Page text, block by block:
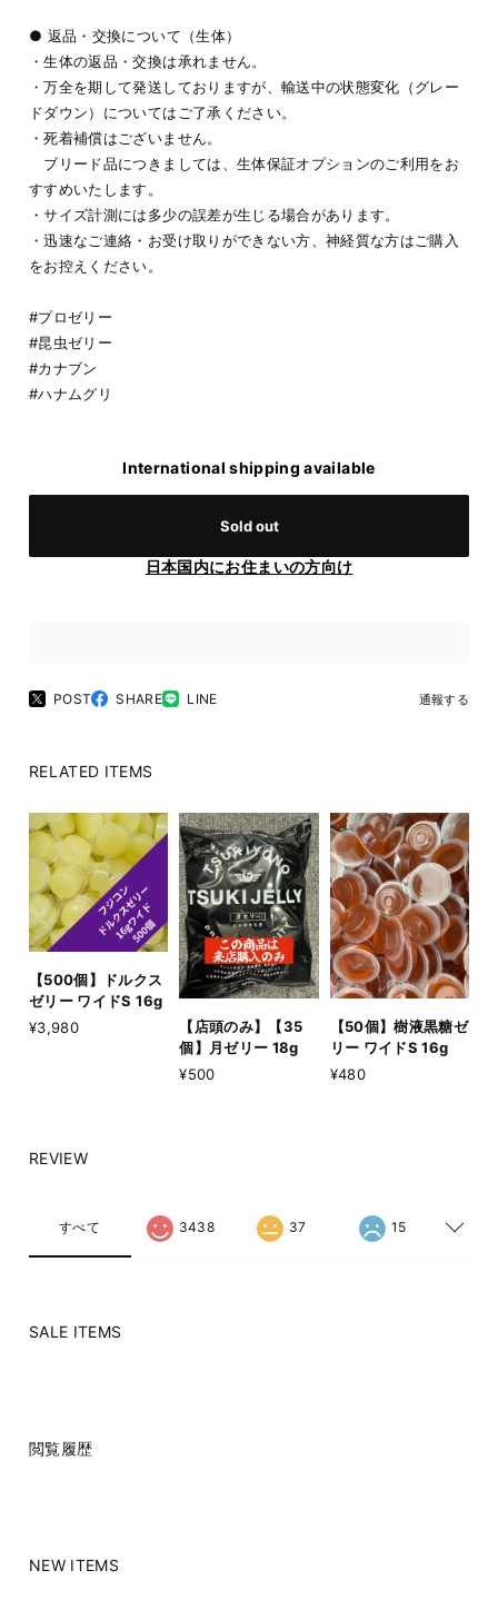
● 返品・交換について（生体）
・生体の返品・交換は承れません。
・万全を期して発送しておりますが、輸送中の状態変化（グレー
ドダウン）についてはご了承ください。
・死着補償はございません。
ブリード品につきましては、生体保証オプションのご利用をお
すすめいたします。
・サイズ計測には多少の誤差が生じる場合があります。
・迅速なご連絡・お受け取りができない方、神経質な方はご購入
をお控えください。
#プロゼリー
#昆虫ゼリー
#カナブン
#ハナムグリ
International shipping available
Sold out
日本国内にお住まいの方向け
POST SHARE LINE 通報する
RELATED ITEMS
【500個】ドルクス
ゼリー ワイドS 16g
¥3,980
【店頭のみ】【35
個】月ゼリー 18g
¥500
【50個】樹液黒糖ゼ
リー ワイドS 16g
¥480
REVIEW
すべて 3438 37 15
SALE ITEMS
閲覧履歴
NEW ITEMS